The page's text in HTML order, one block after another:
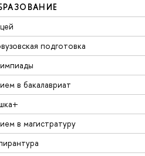
подготовка
в бакалавриат
в магистратуру